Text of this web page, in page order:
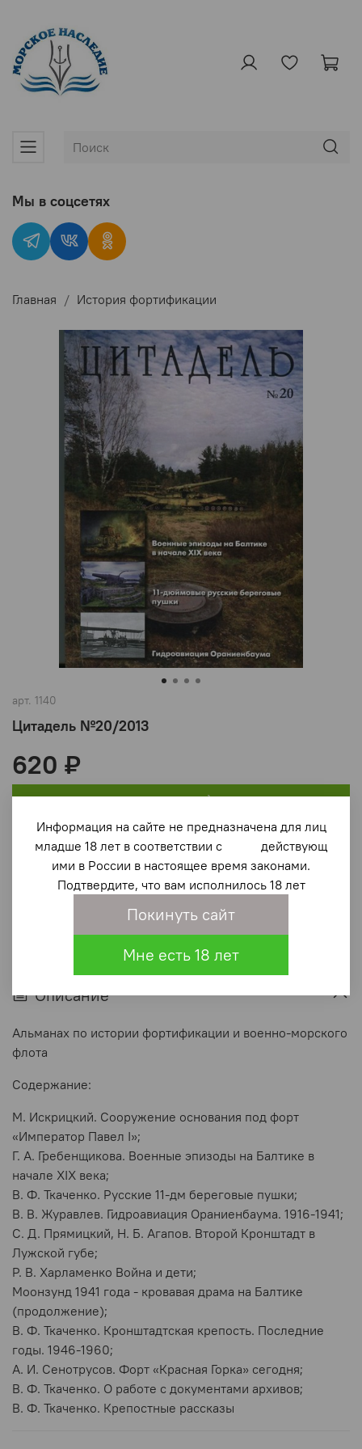
Главная История фортификации
арт. 1140
Цитадель №20/2013
(0) В избранное
620 ₽
В корзину
Описание
Альманах по истории фортификации и военно-морского
флота
Содержание:
М. Искрицкий. Сооружение основания под форт
«Император Павел I»;
Г. А. Гребенщикова. Военные эпизоды на Балтике в
начале XIX века;
В. Ф. Ткаченко. Русские 11-дм береговые пушки;
B. В. Журавлев. Гидроавиация Ораниенбаума. 1916-1941;
C. Д. Прямицкий, Н. Б. Агапов. Второй Кронштадт в
Лужской губе;
Р. В. Харламенко Война и дети;
Моонзунд 1941 года - кровавая драма на Балтике
(продолжение);
В. Ф. Ткаченко. Кронштадтская крепость. Последние
годы. 1946-1960;
A. И. Сенотрусов. Форт «Красная Горка» сегодня;
B. Ф. Ткаченко. О работе с документами архивов;
В. Ф. Ткаченко. Крепостные рассказы
Мы в соцсетях
Информация на сайте не предназначена для лиц
младше 18 лет в соответствии с действующ
ими в России в настоящее время законами.
Подтвердите, что вам исполнилось 18 лет
Покинуть сайт
Мне есть 18 лет